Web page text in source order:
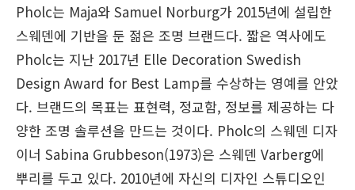
Pholc는 Maja와 Samuel Norburg가 2015년에 설립한
스웨덴에 기반을 둔 젊은 조명 브랜드다. 짧은 역사에도
Pholc는 지난 2017년 Elle Decoration Swedish
Design Award for Best Lamp를 수상하는 영예를 안았
다. 브랜드의 목표는 표현력, 정교함, 정보를 제공하는 다
양한 조명 솔루션을 만드는 것이다. Pholc의 스웨덴 디자
이너 Sabina Grubbeson(1973)은 스웨덴 Varberg에
뿌리를 두고 있다. 2010년에 자신의 디자인 스튜디오인